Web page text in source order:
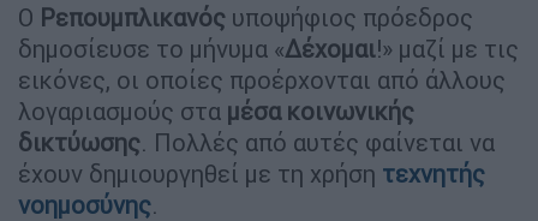
Ο Ρεπουμπλικανός υποψήφιος πρόεδρος
δημοσίευσε το μήνυμα «Δέχομαι!» μαζί με τις
εικόνες, οι οποίες προέρχονται από άλλους
λογαριασμούς στα μέσα κοινωνικής
δικτύωσης. Πολλές από αυτές φαίνεται να
έχουν δημιουργηθεί με τη χρήση τεχνητής
νοημοσύνης.